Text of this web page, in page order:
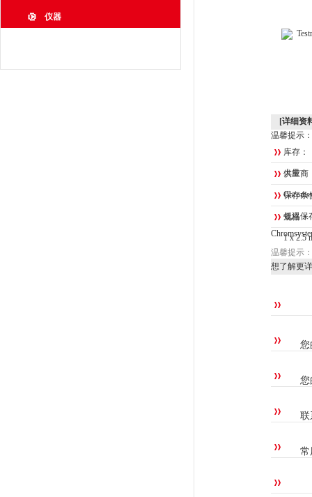
仪器
[详细资
温馨提示
库存：
大量
供应商
保存条
低温保
规格：
1 x 2.5
温馨提示
想了解更
您
您
联
常